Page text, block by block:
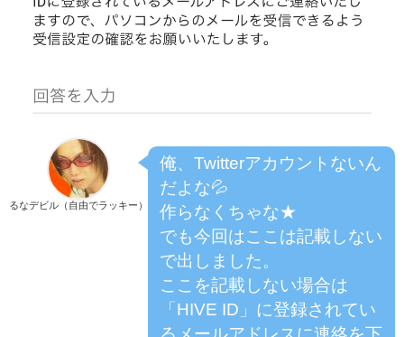
るなデビル（自由でラッキー）
俺、Twitterアカウントないん
だよな💦
作らなくちゃな★
でも今回はここは記載しない
で出しました。
ここを記載しない場合は
「HIVE ID」に登録されてい